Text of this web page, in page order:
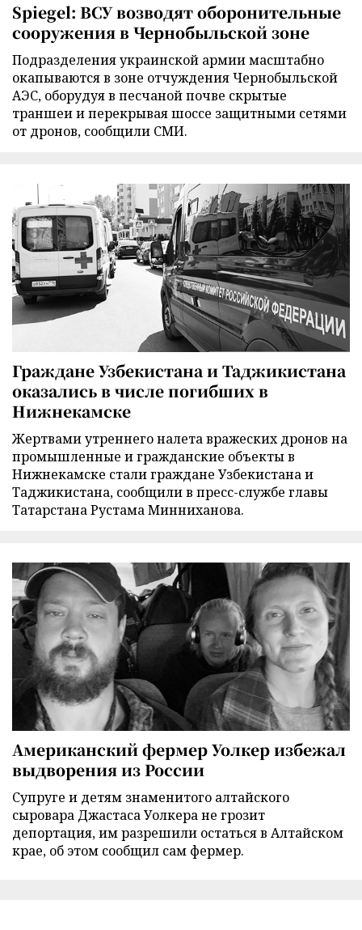
Spiegel: ВСУ возводят оборонительные
сооружения в Чернобыльской зоне
Подразделения украинской армии масштабно
окапываются в зоне отчуждения Чернобыльской
АЭС, оборудуя в песчаной почве скрытые
траншеи и перекрывая шоссе защитными сетями
от дронов, сообщили СМИ.
Граждане Узбекистана и Таджикистана
оказались в числе погибших в
Нижнекамске
Жертвами утреннего налета вражеских дронов на
промышленные и гражданские объекты в
Нижнекамске стали граждане Узбекистана и
Таджикистана, сообщили в пресс-службе главы
Татарстана Рустама Минниханова.
Американский фермер Уолкер избежал
выдворения из России
Супруге и детям знаменитого алтайского
сыровара Джастаса Уолкера не грозит
депортация, им разрешили остаться в Алтайском
крае, об этом сообщил сам фермер.